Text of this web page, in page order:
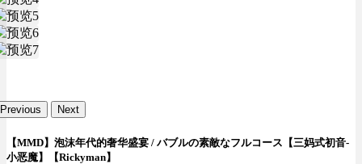
Previous Next
【MMD】泡沫年代的奢华盛宴 / バブルの素敵なフルコース【三妈式初音-
小恶魔】【Rickyman】